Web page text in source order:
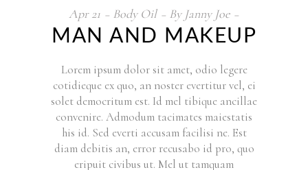
Apr 21 Body Oil By Janny Joe
MAN AND MAKEUP
Lorem ipsum dolor sit amet, odio legere
cotidieque ex quo, an noster evertitur vel, ei
solet democritum est. Id mel tibique ancillae
convenire. Admodum tacimates maiestatis
his id. Sed everti accusam facilisi ne. Est
diam debitis an, error recusabo id pro, quo
eripuit civibus ut. Mel ut tamquam